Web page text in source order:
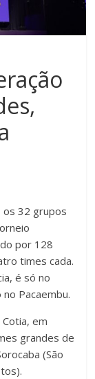
os 32 grupos
por 128
times cada.
é só no
Pacaembu.
em
grandes de
(São